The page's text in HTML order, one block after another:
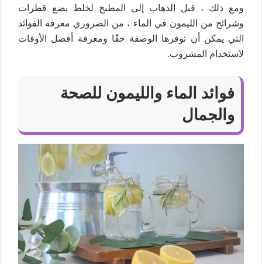
ومع ذلك ، قبل الذهاب إلى المطبخ لخلط بضع قطرات
وشرائح من الليمون في الماء ، من الضروري معرفة الفوائد
التي يمكن أن توفرها الوصفة حقًا ومعرفة أفضل الأوقات
لاستخدام المشروب.
فوائد الماء والليمون للصحة
والجمال